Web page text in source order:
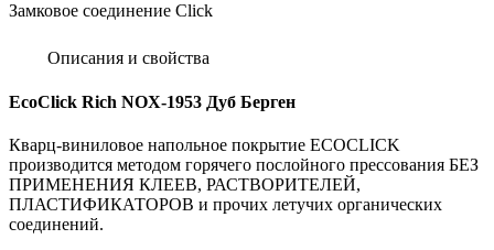
Замковое соединение Click
Описания и свойства
EcoClick Rich NOX-1953 Дуб Берген
Кварц-виниловое напольное покрытие ECOCLICK
производится методом горячего послойного прессования БЕЗ
ПРИМЕНЕНИЯ КЛЕЕВ, РАСТВОРИТЕЛЕЙ,
ПЛАСТИФИКАТОРОВ и прочих летучих органических
соединений.